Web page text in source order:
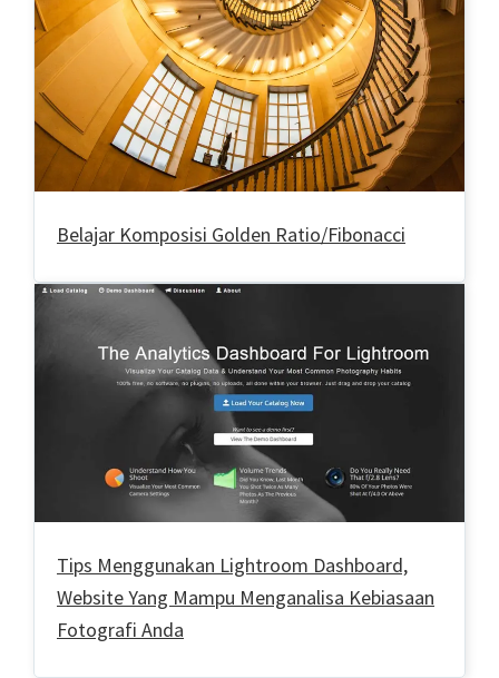
Belajar Komposisi Golden Ratio/Fibonacci
Tips Menggunakan Lightroom Dashboard,
Website Yang Mampu Menganalisa Kebiasaan
Fotografi Anda